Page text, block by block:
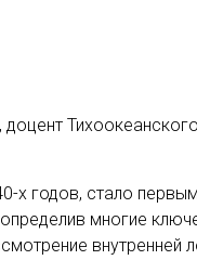
х годов, стало первым
многие
внутренней